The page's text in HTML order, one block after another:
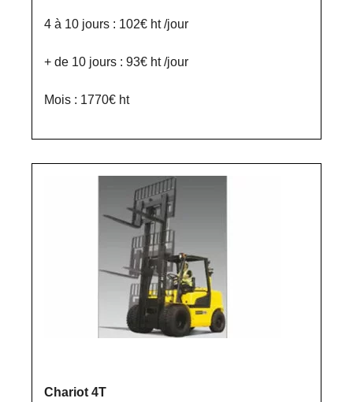
4 à 10 jours : 102€ ht /jour
+ de 10 jours : 93€ ht /jour
Mois : 1770€ ht
Chariot 4T